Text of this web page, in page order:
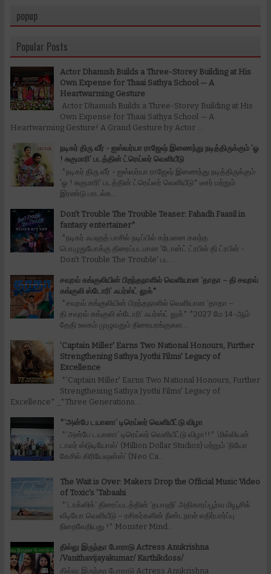
popup
Popular Posts
Actor Dhanush Builds a Three-Storey Building at His
Own Expense for Thaai Sathya School — A
Heartwarming Gesture
Actor Dhanush Builds a Three-Storey Building at His
Own Expense for Thaai Sathya School — A
Heartwarming Gesture! A Grand Gesture by Actor ...
நடிகர் திரு வீர் - ஐஸ்வர்யா ராஜேஷ் இணைந்து நடித்திருக்கும் 'ஓ
! சுகுமாரி' படத்தின் ட்ரெய்லர் வெளியீடு
*நடிகர் திரு வீர் - ஐஸ்வர்யா ராஜேஷ் இணைந்து நடித்திருக்கும்
'ஓ ! சுகுமாரி' படத்தின் ட்ரெய்லர் வெளியீடு* டீசர் மற்றும்
இரண்டு பாடல்க...
Don't Trouble The Trouble Teaser: Fahadh Faasil in
fantasy entertainer*
*நடிகர் ஃபஹத் பாசில் நடிப்பில் கற்பனை கலந்த
பொழுதுபோக்கு திரைப்படமான 'டோன்ட் ட்ரபிள் தி ட்ரபிள் -
Don't Trouble The Trouble' பட...
சவுரவ் கங்குலியின் பிறந்தநாளில் வெளியான ‘தாதா – தி சவுரவ்
கங்குலி ஸ்டோரி’ ஃபர்ஸ்ட் லுக்*
*சவுரவ் கங்குலியின் பிறந்தநாளில் வெளியான ‘தாதா –
தி சவுரவ் கங்குலி ஸ்டோரி’ ஃபர்ஸ்ட் லுக்* *2027 மே 14-ஆம்
தேதி உலகம் முழுவதும் திரையரங்குகள...
’Captain Miller' Earns Two National Honours, Further
Strengthening Sathya Jyothi Films' Legacy of
Excellence
*’Captain Miller' Earns Two National Honours, Further
Strengthening Sathya Jyothi Films' Legacy of
Excellence* _*Three Generations....
*‘அன்பே டயானா’ டிரெய்லர் வெளியீட்டு விழா
*‘அன்பே டயானா’ டிரெய்லர் வெளியீட்டு விழா!!* ‘மில்லியன்
டாலர் ஸ்டுடியோஸ்’ (Million Dollar Studios) மற்றும் ‘நியோ
கேசில் கிரியேஷன்ஸ்’ (Neo Ca...
The Wait is Over: Makers Drop the Official Music Video
of Toxic's 'Tabaahi
*‘டாக்ஸிக்‘ திரைப்படத்தின் ‘தபாஹி’ அதிகாரப்பூர்வ மியூசிக்
வீடியோ வெளியீடு – ரசிகர்களின் நீண்டநாள் எதிர்பார்ப்பு
நிறைவேறியது !* Monster Mind...
தில்லு இருந்தா போராடு Actress Anukrishna
/Vanithavijayakumar/ Karthikdoss/
தில்லு இருந்தா போராடு Actress Anukrishna